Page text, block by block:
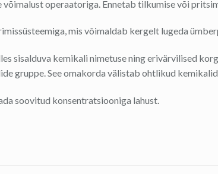
operaatoriga. Ennetab tilkumise või
mis võimaldab kergelt lugeda
sisalduva kemikali nimetuse ning erivärvilised
gruppe. See omakorda välistab ohtlikud
soovitud konsentratsiooniga lahust.